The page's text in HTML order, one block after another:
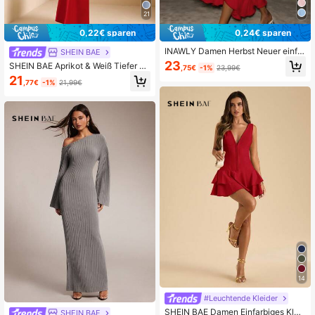
21
0,22€ sparen
SHEIN BAE
SHEIN BAE Aprikot & Weiß Tiefer V-
Ausschnitt Spaghettiträger Super L
ange Rückenfreie Schleife Satin M
Urlaubskleid, Brautjungfernkleid, G
eburtstagsparty Kleid, Abschlussbal
l Kleid, Weißes Kleid
21 ,77€ -1% 21,99€
SHEIN BAE
0,24€ sparen
INAWLY Damen Herbst Neuer einfar
biger langärmeliger sexy figurbetont
er Kleid mit Rüschensaum
23 ,75€ -1% 23,99€
14
#Leuchtende Kleider
SHEIN BAE Damen Einfarbiges Klei